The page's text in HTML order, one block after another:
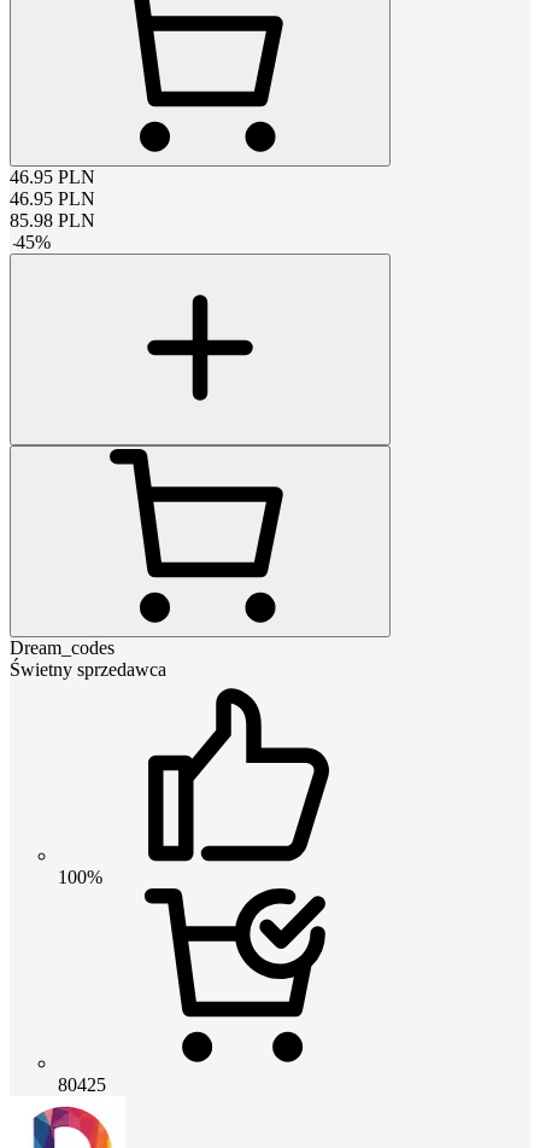
46.95 PLN
46.95 PLN
85.98 PLN
-45%
Dream_codes
Świetny sprzedawca
100%
80425